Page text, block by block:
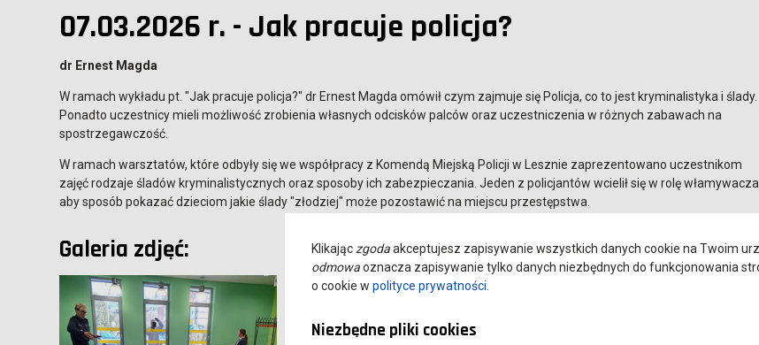
07.03.2026 r. - Jak pracuje policja?
dr Ernest Magda
W ramach wykładu pt. "Jak pracuje policja?" dr Ernest Magda omówił czym zajmuje się Policja, co to jest kryminalistyka i ślady.
Ponadto uczestnicy mieli możliwość zrobienia własnych odcisków palców oraz uczestniczenia w różnych zabawach na
spostrzegawczość.
W ramach warsztatów, które odbyły się we współpracy z Komendą Miejską Policji w Lesznie zaprezentowano uczestnikom
zajęć rodzaje śladów kryminalistycznych oraz sposoby ich zabezpieczania. Jeden z policjantów wcielił się w rolę
aby sposób pokazać dzieciom jakie ślady "złodziej" może pozostawić na miejscu przestępstwa.
Galeria zdjęć: Klikając zgodaakceptujesz zapisywanie wszystkich danych cookie na Twoim
odmowaoznacza zapisywanie tylko danych niezbędnych do funkcjonowania
o cookie w polityce prywatności
Niezbędne pliki cookies